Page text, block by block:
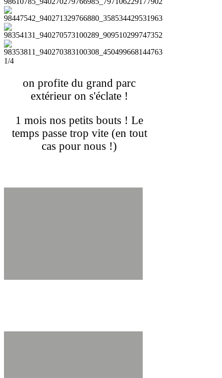
1/4
on profite du grand parc
extérieur on s'éclate !
1 mois nos petits bouts ! Le
temps passe trop vite (en tout
cas pour nous !)